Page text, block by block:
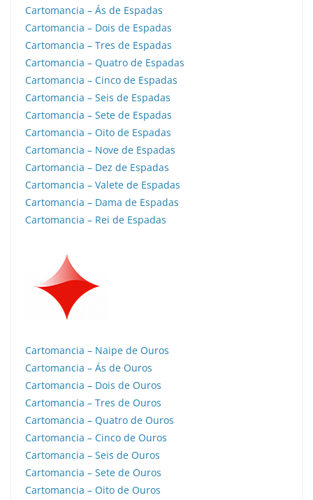
Cartomancia – Ás de Espadas
Cartomancia – Dois de Espadas
Cartomancia – Tres de Espadas
Cartomancia – Quatro de Espadas
Cartomancia – Cinco de Espadas
Cartomancia – Seis de Espadas
Cartomancia – Sete de Espadas
Cartomancia – Oito de Espadas
Cartomancia – Nove de Espadas
Cartomancia – Dez de Espadas
Cartomancia – Valete de Espadas
Cartomancia – Dama de Espadas
Cartomancia – Rei de Espadas
Cartomancia – Naipe de Ouros
Cartomancia – Ás de Ouros
Cartomancia – Dois de Ouros
Cartomancia – Tres de Ouros
Cartomancia – Quatro de Ouros
Cartomancia – Cinco de Ouros
Cartomancia – Seis de Ouros
Cartomancia – Sete de Ouros
Cartomancia – Oito de Ouros